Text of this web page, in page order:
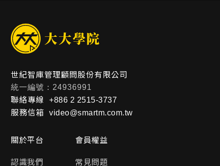
世紀智庫管理顧問股份有限公司
統一編號：24936991
聯絡專線 +886 2 2515-3737
服務信箱 video@smartm.com.tw
關於平台
認識我們
會員權益
常見問題